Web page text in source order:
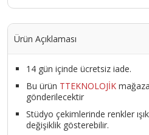
Ürün Açıklaması
14 gün içinde ücretsiz iade.
Bu ürün TTEKNOLOJİK
gönderilecektir
Stüdyo çekimlerinde renkler ışık
değişiklik gösterebilir.